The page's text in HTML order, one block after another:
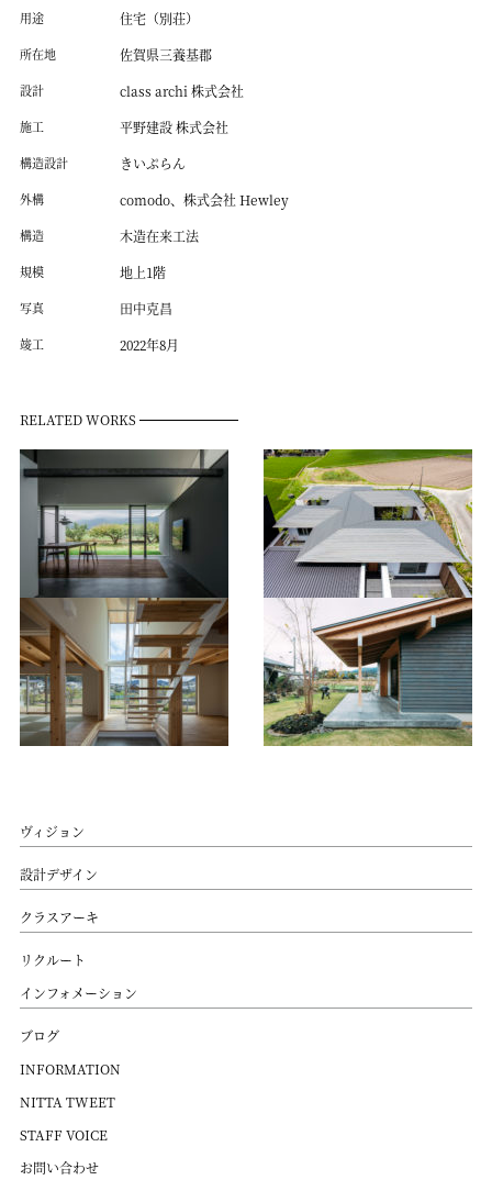
用途 住宅（別荘）
所在地 佐賀県三養基郡
設計 class archi 株式会社
施工 平野建設 株式会社
構造設計 きいぷらん
外構 comodo、株式会社 Hewley
構造 木造在来工法
規模 地上1階
写真 田中克昌
竣工 2022年8月
RELATED WORKS
ヴィジョン
設計デザイン
クラスアーキ
リクルート
インフォメーション
ブログ
INFORMATION
NITTA TWEET
STAFF VOICE
お問い合わせ